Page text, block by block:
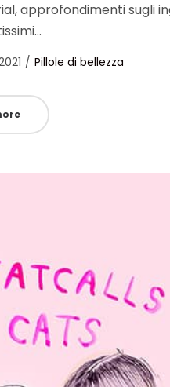
approfondimenti sugli
Posted
Pillole di bellezza